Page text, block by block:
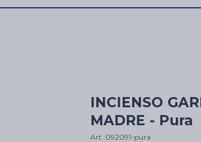
INCIENSO
MADRE - Pura
092091-pura